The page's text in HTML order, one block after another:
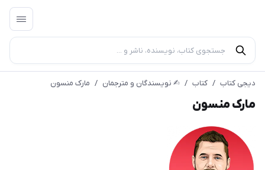
دیجی کتاب / کتاب / ✍︎ نویسندگان و مترجمان / مارک منسون
مارک منسون